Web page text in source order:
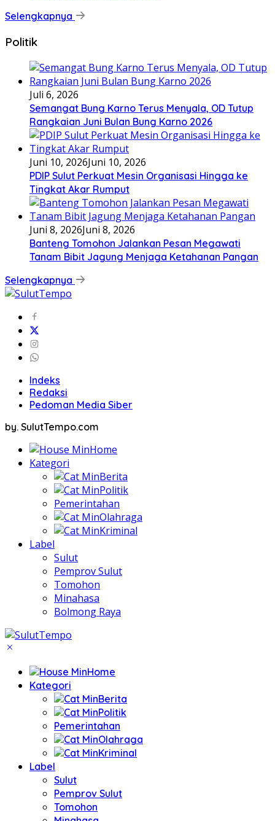
Selengkapnya
Politik
Juli 6, 2026
Semangat Bung Karno Terus Menyala, OD Tutup
Rangkaian Juni Bulan Bung Karno 2026
Juni 10, 2026Juni 10, 2026
PDIP Sulut Perkuat Mesin Organisasi Hingga ke
Tingkat Akar Rumput
Juni 8, 2026Juni 8, 2026
Banteng Tomohon Jalankan Pesan Megawati
Tanam Bibit Jagung Menjaga Ketahanan Pangan
Selengkapnya
Indeks
Redaksi
Pedoman Media Siber
by. SulutTempo.com
Home
Kategori
Berita
Politik
Pemerintahan
Olahraga
Kriminal
Label
Sulut
Pemprov Sulut
Tomohon
Minahasa
Bolmong Raya
Home
Kategori
Berita
Politik
Pemerintahan
Olahraga
Kriminal
Label
Sulut
Pemprov Sulut
Tomohon